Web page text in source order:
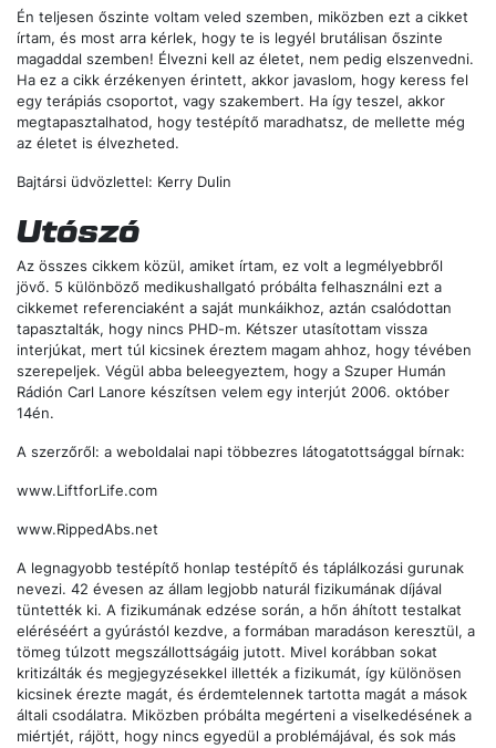
Én teljesen őszinte voltam veled szemben, miközben ezt a cikket
írtam, és most arra kérlek, hogy te is legyél brutálisan őszinte
magaddal szemben! Élvezni kell az életet, nem pedig elszenvedni.
Ha ez a cikk érzékenyen érintett, akkor javaslom, hogy keress fel
egy terápiás csoportot, vagy szakembert. Ha így teszel, akkor
megtapasztalhatod, hogy testépítő maradhatsz, de mellette még
az életet is élvezheted.
Bajtársi üdvözlettel: Kerry Dulin
Utószó
Az összes cikkem közül, amiket írtam, ez volt a legmélyebbről
jövő. 5 különböző medikushallgató próbálta felhasználni ezt a
cikkemet referenciaként a saját munkáikhoz, aztán csalódottan
tapasztalták, hogy nincs PHD-m. Kétszer utasítottam vissza
interjúkat, mert túl kicsinek éreztem magam ahhoz, hogy tévében
szerepeljek. Végül abba beleegyeztem, hogy a Szuper Humán
Rádión Carl Lanore készítsen velem egy interjút 2006. október
14én.
A szerzőről: a weboldalai napi többezres látogatottsággal bírnak:
www.LiftforLife.com
www.RippedAbs.net
A legnagyobb testépítő honlap testépítő és táplálkozási gurunak
nevezi. 42 évesen az állam legjobb naturál fizikumának díjával
tüntették ki. A fizikumának edzése során, a hőn áhított testalkat
eléréséért a gyúrástól kezdve, a formában maradáson keresztül, a
tömeg túlzott megszállottságáig jutott. Mivel korábban sokat
kritizálták és megjegyzésekkel illették a fizikumát, így különösen
kicsinek érezte magát, és érdemtelennek tartotta magát a mások
általi csodálatra. Miközben próbálta megérteni a viselkedésének a
miértjét, rájött, hogy nincs egyedül a problémájával, és sok más